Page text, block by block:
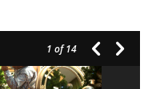
1 of 14